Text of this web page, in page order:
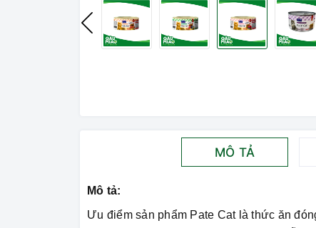
MÔ TẢ
Mô tả:
Ưu điểm sản phẩm Pate Cat là thức ăn